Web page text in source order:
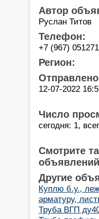
Автор
Руслан Титов
Телефон:
+7 (967)
Регион:
12-07-2022
Число
сегодня: 1,
Смотрите
Другие
Куплю б.у.,
арматуру,
Труба ВГП